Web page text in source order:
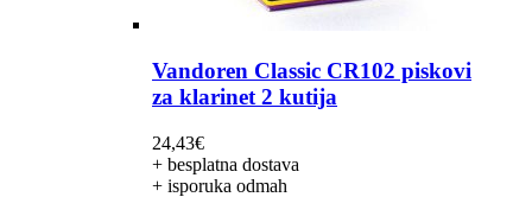
Vandoren Classic CR102 piskovi
za klarinet 2 kutija
24,43€
+ besplatna dostava
+ isporuka odmah